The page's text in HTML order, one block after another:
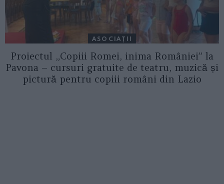
ASOCIAŢII
Proiectul „Copiii Romei, inima României” la
Pavona – cursuri gratuite de teatru, muzică și
pictură pentru copiii români din Lazio